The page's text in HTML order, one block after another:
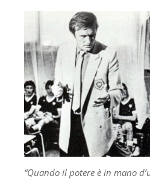
“Quando il potere è in mano